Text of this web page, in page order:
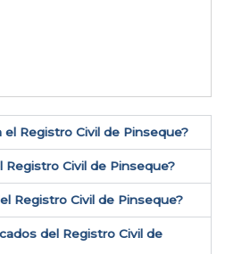
Registro Civil de Pinseque​?
Registro Civil de Pinseque?
Registro Civil de Pinseque​?
del Registro Civil de